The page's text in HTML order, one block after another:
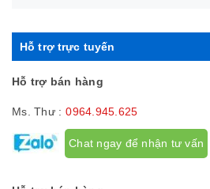
Hỗ trợ trực tuyến
Hỗ trợ bán hàng
Ms. Thư : 0964.945.625
Chat ngay để nhận tư vấn